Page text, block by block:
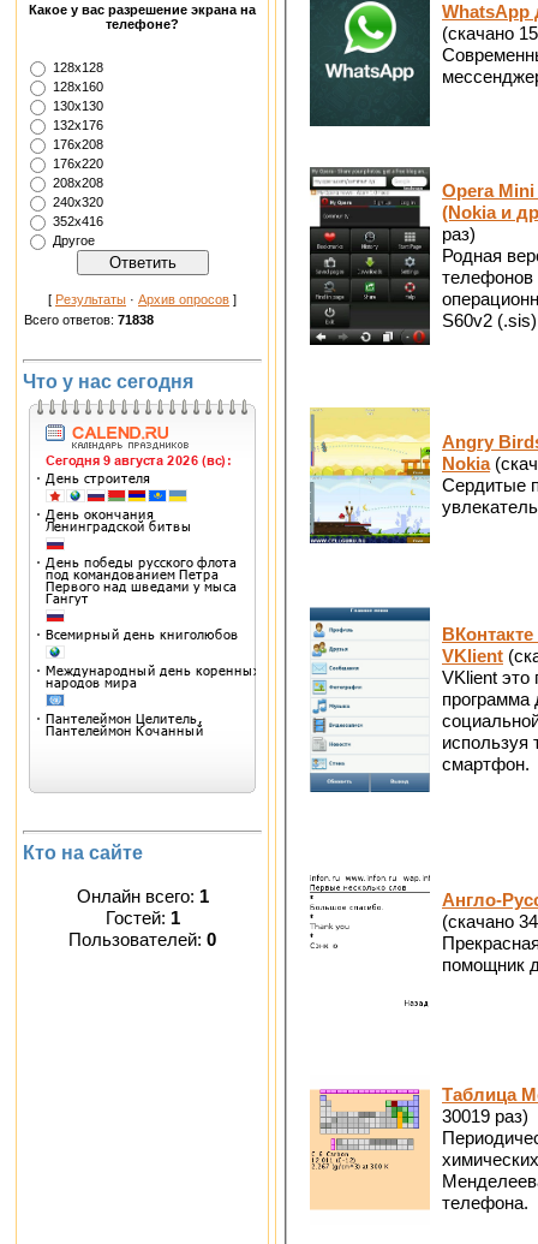
Какое у вас разрешение экрана на
телефоне?
128х128
128х160
130х130
132х176
176х208
176х220
208х208
240х320
352х416
Другое
[ Результаты · Архив опросов ]
Всего ответов: 71838
Что у нас сегодня
Кто на сайте
Онлайн всего: 1
Гостей: 1
Пользователей: 0
WhatsApp
(скачано
Opera
(Nokia и
раз)
Родная
телефонов
S60v2 (.sis)
Angry
Nokia
Сердитые
VKlient
VKlient это
программа
используя
смартфон.
Англо-
(скачано
помощник
Таблица
30019 раз)
телефона.